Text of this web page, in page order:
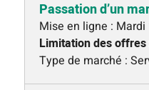
Passation d’un
Mise en ligne : Mardi
Limitation des offres
Type de marché :